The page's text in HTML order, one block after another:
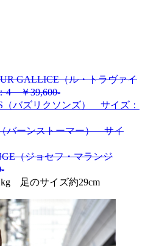
GALLICE（ル・トラヴァイ
4 ￥39,600-
（バズリクソンズ） サイズ：
バーンストーマー） サイ
（ジョセフ・マランジ
足のサイズ約29cm